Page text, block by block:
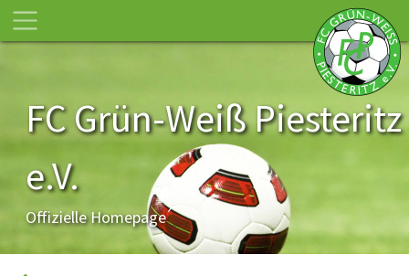
FC Grün-Weiß Piesteritz
e.V.
Offizielle Homepage